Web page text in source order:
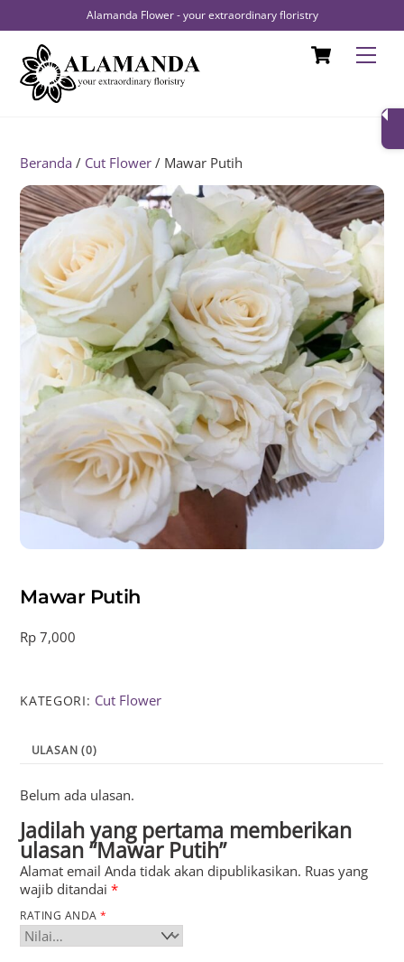
Alamanda Flower - your extraordinary floristry
content
Cart
Beranda / Cut Flower / Mawar Putih
Mawar Putih
Rp 7,000
KATEGORI: Cut Flower
ULASAN (0)
Belum ada ulasan.
Jadilah yang pertama memberikan
ulasan “Mawar Putih”
Alamat email Anda tidak akan dipublikasikan. Ruas yang
wajib ditandai*
RATING ANDA*